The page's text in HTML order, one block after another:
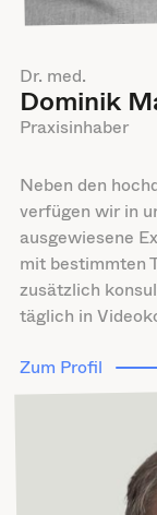
Dr. med.
Dominik
Praxisinhaber
Neben den
verfügen wir in
ausgewiesene
mit bestimmten
zusätzlich
täglich in
Zum Profil